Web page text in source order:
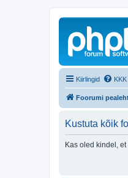
Kiirlingid KKK
Foorumi
Kustuta kõik
Kas oled kindel,